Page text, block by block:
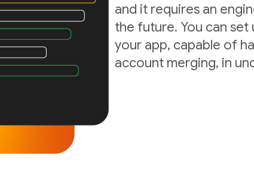
and it requires an
the future. You can
your app, capable of
account merging, in